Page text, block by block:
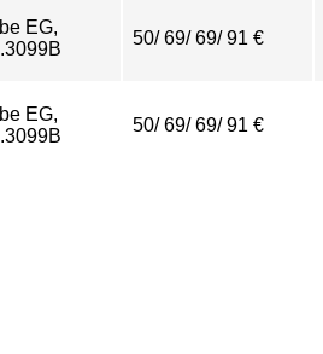
EG,
50/ 69/ 69/ 91 €
EG,
50/ 69/ 69/ 91 €